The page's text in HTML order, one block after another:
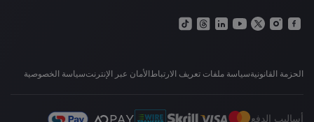
الحزمة القانونيةسياسة ملفات تعريف الارتباط الأمان عبر الإنترنتسياسة الخصوصية
أساليب الدفع